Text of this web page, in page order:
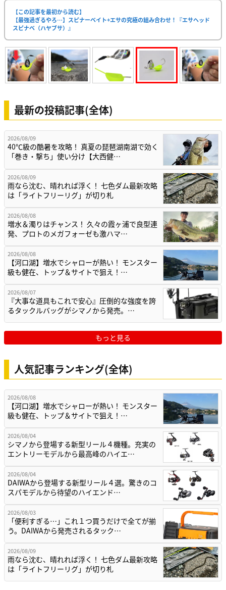
【この記事を最初から読む】
【最強過ぎるやろ…】スピナーベイト+エサの究極の組み合わせ！『エサヘッド
スピナベ（ハヤブサ）』
最新の投稿記事(全体)
2026/08/09
40℃級の酷暑を攻略！ 真夏の琵琶湖南湖で効く
「巻き・撃ち」使い分け【大西健…
2026/08/09
雨なら沈む、晴れれば浮く！ 七色ダム最新攻略
は「ライトフリーリグ」が切り札
2026/08/08
増水＆濁りはチャンス！ 久々の霞ヶ浦で良型連
発、プロトのメガフォーゼも激ハマ…
2026/08/08
【河口湖】増水でシャローが熱い！ モンスター
級も健在、トップ＆サイトで狙え！…
2026/08/07
『大事な道具もこれで安心』圧倒的な強度を誇
るタックルバッグがシマノから発売。…
もっと見る
人気記事ランキング(全体)
2026/08/08
【河口湖】増水でシャローが熱い！ モンスター
級も健在、トップ＆サイトで狙え！…
2026/08/04
シマノから登場する新型リール４機種。充実の
エントリーモデルから最高峰のハイエ…
2026/08/04
DAIWAから登場する新型リール４選。驚きのコ
スパモデルから待望のハイエンド…
2026/08/03
「便利すぎる…」これ１つ買うだけで全てが揃
う。DAIWAから発売されるタック…
2026/08/09
雨なら沈む、晴れれば浮く！ 七色ダム最新攻略
は「ライトフリーリグ」が切り札